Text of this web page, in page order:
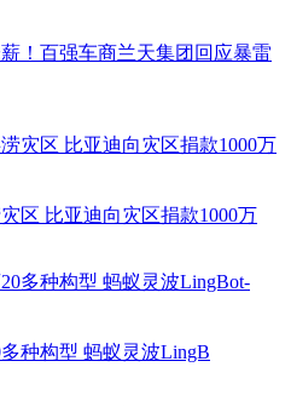
！百强车商兰天集团回应暴雷
区 比亚迪向灾区捐款1000万
种构型 蚂蚁灵波LingB